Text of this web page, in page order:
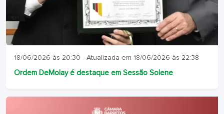
18/06/2026 às 20:30 - Atualizada em 18/06/2026 às 22:38
Ordem DeMolay é destaque em Sessão Solene